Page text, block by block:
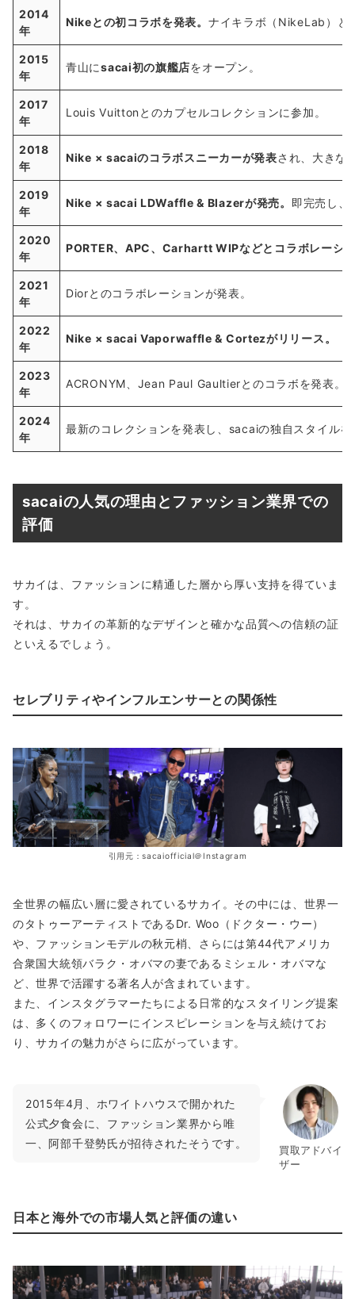
2014
年
Nikeとの初コラボを発表。 ナイキラボ（NikeLab）と
2015
年
青山にsacai初の旗艦店をオープン。
2017
年
Louis Vuittonとのカプセルコレクションに参加。
2018
年
Nike × sacaiのコラボスニーカーが発表され、大きな
2019
年
Nike × sacai LDWaffle & Blazerが発売。 即完売し、
2020
年
PORTER、APC、Carhartt WIPなどとコラボレーシ
2021
年
Diorとのコラボレーションが発表。
2022
年
Nike × sacai Vaporwaffle & Cortezがリリース。
2023
年
ACRONYM、Jean Paul Gaultierとのコラボを発表。
2024
年
最新のコレクションを発表し、sacaiの独自スタイル
sacaiの人気の理由とファッション業界での
評価
サカイは、ファッションに精通した層から厚い支持を得ていま
す。
それは、サカイの革新的なデザインと確かな品質への信頼の証
といえるでしょう。
セレブリティやインフルエンサーとの関係性
引用元：sacaiofficial＠Instagram
全世界の幅広い層に愛されているサカイ。その中には、世界一
のタトゥーアーティストであるDr. Woo（ドクター・ウー）
や、ファッションモデルの秋元梢、さらには第44代アメリカ
合衆国大統領バラク・オバマの妻であるミシェル・オバマな
ど、世界で活躍する著名人が含まれています。
また、インスタグラマーたちによる日常的なスタイリング提案
は、多くのフォロワーにインスピレーションを与え続けてお
り、サカイの魅力がさらに広がっています。
買取アドバイ
ザー
2015年4月、ホワイトハウスで開かれた
公式夕食会に、ファッション業界から唯
一、阿部千登勢氏が招待されたそうです。
日本と海外での市場人気と評価の違い